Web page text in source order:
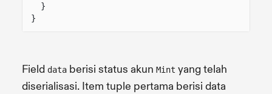
}
}
Field data berisi status akun Mint yang telah
diserialisasi. Item tuple pertama berisi data